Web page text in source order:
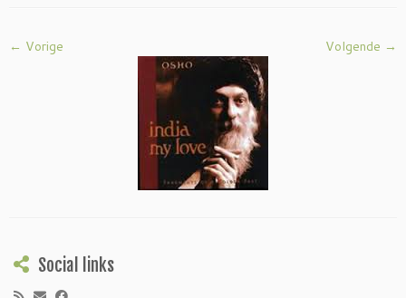
← Vorige Volgende →
Social links